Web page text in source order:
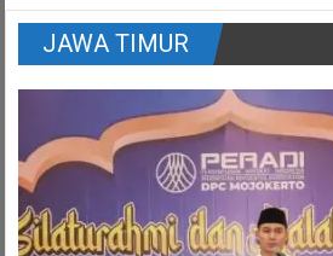
JAWA TIMUR